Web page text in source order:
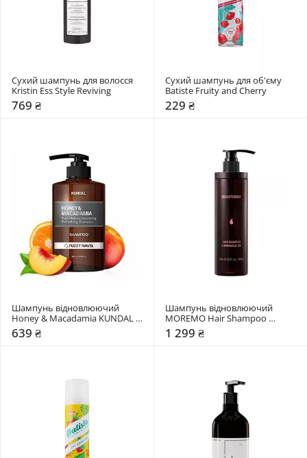
Сухий шампунь для волосся
Kristin Ess Style Reviving
769 ₴
Сухий шампунь для об'єму
Batiste Fruity and Cherry
229 ₴
Шампунь відновлюючий
Honey & Macadamia KUNDAL
"Fuzzy Navel"
639 ₴
Шампунь відновлюючий
MOREMO Hair Shampoo
Miracle 2X
1 299 ₴